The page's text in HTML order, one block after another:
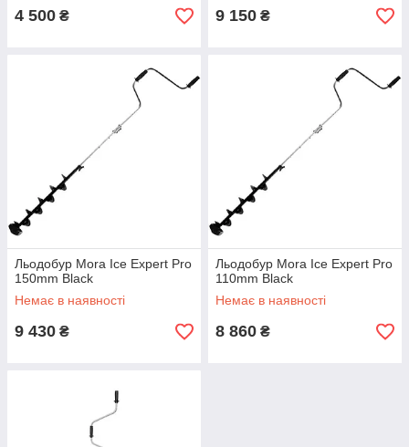
4 500 ₴ 9 150 ₴
Льодобур Mora Ice Expert Pro
150mm Black
Немає в наявності
9 430 ₴
Льодобур Mora Ice Expert Pro
110mm Black
Немає в наявності
8 860 ₴